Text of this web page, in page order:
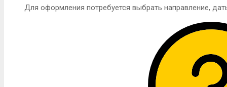
Для оформления потребуется выбрать направление,